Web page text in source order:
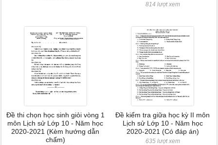
814 lượt xem
Đề thi chọn học sinh giỏi vòng 1
môn Lịch sử Lớp 10 - Năm học
2020-2021 (Kèm hướng dẫn
chấm)
Đề kiểm tra giữa học kỳ II môn
Lịch sử Lớp 10 - Năm học
2020-2021 (Có đáp án)
635 lượt xem